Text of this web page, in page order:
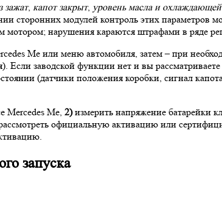
зажат, капот закрыт, уровень масла и
сторонних модулей контроль этих параметров
мотором; нарушения караются штрафами в ряде
Me или меню автомобиля, затем – при
заводской функции нет и вы
(датчики положения коробки, сигнал
Mercedes Me, 2)измерить напряжение батарейки
официальную активацию или
запуска